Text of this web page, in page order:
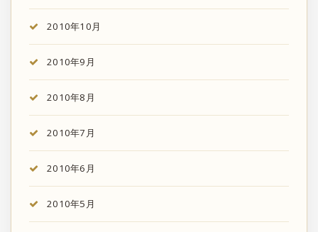
2010年10月
2010年9月
2010年8月
2010年7月
2010年6月
2010年5月